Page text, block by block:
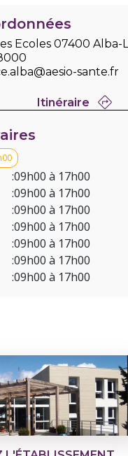
Ecoles 07400 Alba-
sante.fr
Itinéraire
:09h00 à 17h00
:09h00 à 17h00
:09h00 à 17h00
:09h00 à 17h00
:09h00 à 17h00
:09h00 à 17h00
:09h00 à 17h00